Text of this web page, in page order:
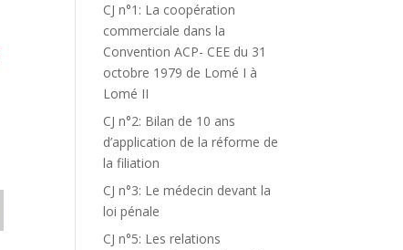
CJ n°1: La coopération
commerciale dans la
Convention ACP- CEE du 31
octobre 1979 de Lomé I à
Lomé II
CJ n°2: Bilan de 10 ans
d’application de la réforme de
la filiation
CJ n°3: Le médecin devant la
loi pénale
CJ n°5: Les relations